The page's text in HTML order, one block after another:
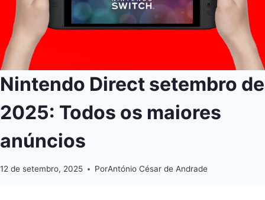
Nintendo Direct setembro de
2025: Todos os maiores
anúncios
12 de setembro, 2025 PorAntónio César de Andrade